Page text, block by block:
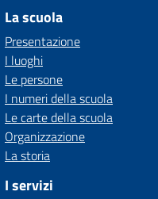
La scuola
Presentazione
I luoghi
Le persone
I numeri della scuola
Le carte della scuola
Organizzazione
La storia
I servizi